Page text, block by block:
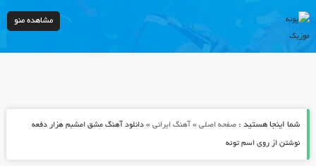
مشاهده منو
شما اینجا هستید : صفحه اصلی» آهنگ ایرانی» دانلود آهنگ مشق امشبم هزار دفعه
نوشتن از روی اسم توئه